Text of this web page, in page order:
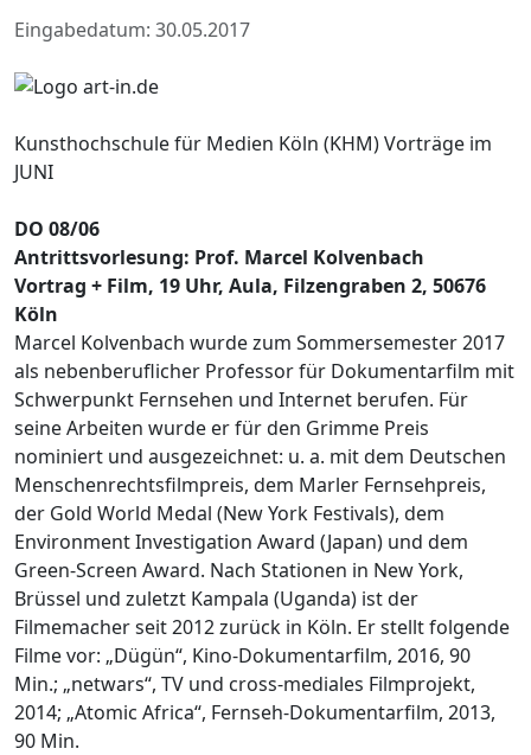
Eingabedatum: 30.05.2017
Kunsthochschule für Medien Köln (KHM) Vorträge im
JUNI
DO 08/06
Antrittsvorlesung: Prof. Marcel Kolvenbach
Vortrag + Film, 19 Uhr, Aula, Filzengraben 2, 50676
Köln
Marcel Kolvenbach wurde zum Sommersemester 2017
als nebenberuflicher Professor für Dokumentarfilm mit
Schwerpunkt Fernsehen und Internet berufen. Für
seine Arbeiten wurde er für den Grimme Preis
nominiert und ausgezeichnet: u. a. mit dem Deutschen
Menschenrechtsfilmpreis, dem Marler Fernsehpreis,
der Gold World Medal (New York Festivals), dem
Environment Investigation Award (Japan) und dem
Green-Screen Award. Nach Stationen in New York,
Brüssel und zuletzt Kampala (Uganda) ist der
Filmemacher seit 2012 zurück in Köln. Er stellt folgende
Filme vor: „Dügün“, Kino-Dokumentarfilm, 2016, 90
Min.; „netwars“, TV und cross-mediales Filmprojekt,
2014; „Atomic Africa“, Fernseh-Dokumentarfilm, 2013,
90 Min.